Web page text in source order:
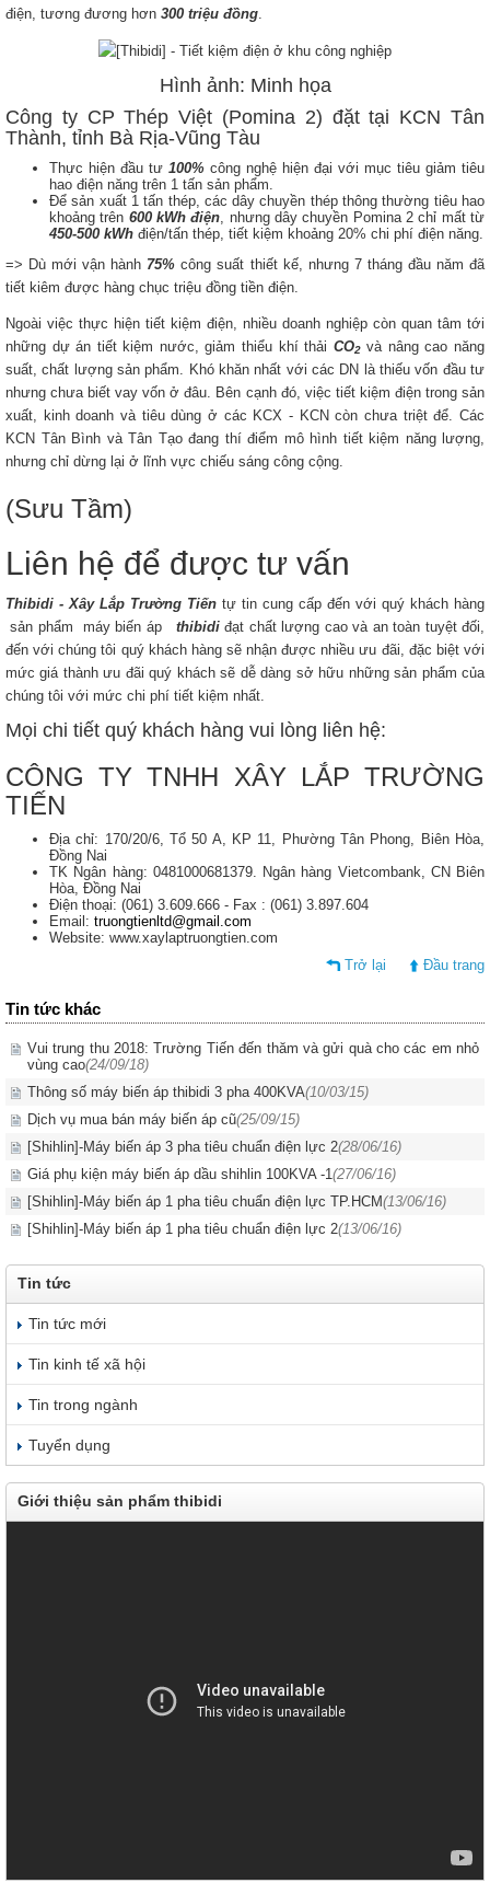
điện, tương đương hơn 300 triệu đồng
Hình ảnh: Minh họa
Công ty CP Thép Việt (Pomina 2) đặt tại KCN Tân
Thành, tỉnh Bà Rịa-Vũng Tàu
Thực hiện đầu tư 100% công nghệ hiện đại với mục tiêu giảm tiêu
hao điện năng trên 1 tấn sản phẩm.
Để sản xuất 1 tấn thép, các dây chuyền thép thông thường tiêu hao
khoảng trên 600 kWh điện , nhưng dây chuyền Pomina 2 chỉ mất từ
450-500 kWh điện/tấn thép, tiết kiệm khoảng 20% chi phí điện năng.
=> Dù mới vận hành 75% công suất thiết kế, nhưng 7 tháng đầu năm đã
tiết kiêm được hàng chục triệu đồng tiền điện.
Ngoài việc thực hiện tiết kiệm điện, nhiều doanh nghiệp còn quan tâm tới
những dự án tiết kiệm nước, giảm thiểu khí thải CO2và nâng cao năng
suất, chất lượng sản phẩm. Khó khăn nhất với các DN là thiếu vốn đầu tư
nhưng chưa biết vay vốn ở đâu. Bên cạnh đó, việc tiết kiệm điện trong sản
xuất, kinh doanh và tiêu dùng ở các KCX - KCN còn chưa triệt để. Các
KCN Tân Bình và Tân Tạo đang thí điểm mô hình tiết kiệm năng lượng,
nhưng chỉ dừng lại ở lĩnh vực chiếu sáng công cộng.
(Sưu Tầm)
Liên hệ để được tư vấn
Thibidi - Xây Lắp Trường Tiến tự tin cung cấp đến với quý khách hàng
sản phẩm máy biến áp thibidi đạt chất lượng cao và an toàn tuyệt đối,
đến với chúng tôi quý khách hàng sẽ nhận được nhiều ưu đãi, đặc biệt với
mức giá thành ưu đãi quý khách sẽ dễ dàng sở hữu những sản phẩm của
chúng tôi với mức chi phí tiết kiệm nhất.
Mọi chi tiết quý khách hàng vui lòng liên hệ:
CÔNG TY TNHH XÂY LẮP TRƯỜNG
TIẾN
Địa chỉ: 170/20/6, Tổ 50 A, KP 11, Phường Tân Phong, Biên Hòa,
Đồng Nai
TK Ngân hàng: 0481000681379. Ngân hàng Vietcombank, CN Biên
Hòa, Đồng Nai
Điện thoại: (061) 3.609.666 - Fax : (061) 3.897.604
Email: truongtienltd@gmail.com
Website: www.xaylaptruongtien.com
Trở lại
Đầu trang
Tin tức khác
Vui trung thu 2018: Trường Tiến đến thăm và gửi quà cho các em nhỏ
vùng cao(24/09/18)
Thông số máy biến áp thibidi 3 pha 400KVA(10/03/15)
Dịch vụ mua bán máy biến áp cũ(25/09/15)
[Shihlin]-Máy biến áp 3 pha tiêu chuẩn điện lực 2(28/06/16)
Giá phụ kiện máy biến áp dầu shihlin 100KVA -1(27/06/16)
[Shihlin]-Máy biến áp 1 pha tiêu chuẩn điện lực TP.HCM(13/06/16)
[Shihlin]-Máy biến áp 1 pha tiêu chuẩn điện lực 2(13/06/16)
Tin tức
Tin tức mới
Tin kinh tế xã hội
Tin trong ngành
Tuyển dụng
Giới thiệu sản phẩm thibidi